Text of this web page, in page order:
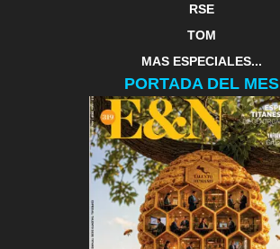
RSE
TOM
MAS ESPECIALES...
PORTADA DEL MES